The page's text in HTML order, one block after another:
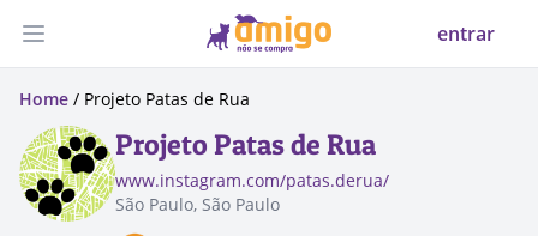
Abrir menu entrar
Home / Projeto Patas de Rua
Projeto Patas de Rua
www.instagram.com/patas.derua/
São Paulo, São Paulo